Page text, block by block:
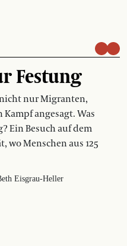
Festung
nur Migranten,
angesagt. Was
Ein Besuch auf dem
wo Menschen aus 125
Eisgrau-Heller